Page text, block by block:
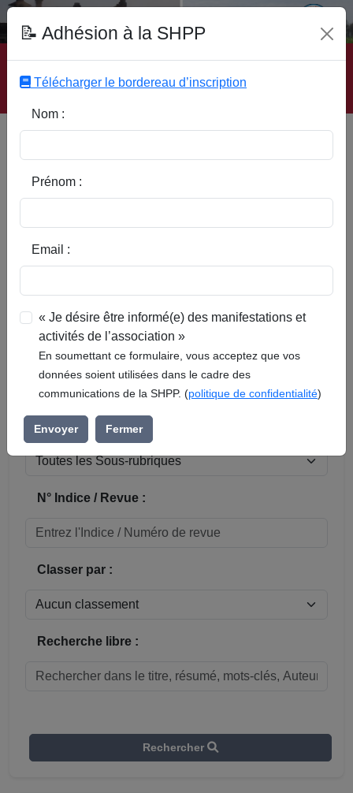
Accueil | Site SHPP | Auteurs | Editeurs | Rubriques |
Sous-Rubriques | Mots-Clefs | Contact
Réinitialiser
Sous-rubrique / Commune :
N° Indice / Revue :
Classer par :
Recherche libre :
Rechercher
📝 Adhésion à la SHPP
Télécharger le bordereau d’inscription
Nom :
Prénom :
Email :
« Je désire être informé(e) des manifestations et
activités de l’association »
En soumettant ce formulaire, vous acceptez que vos
données soient utilisées dans le cadre des
communications de la SHPP. (politique de confidentialité)
Envoyer Fermer